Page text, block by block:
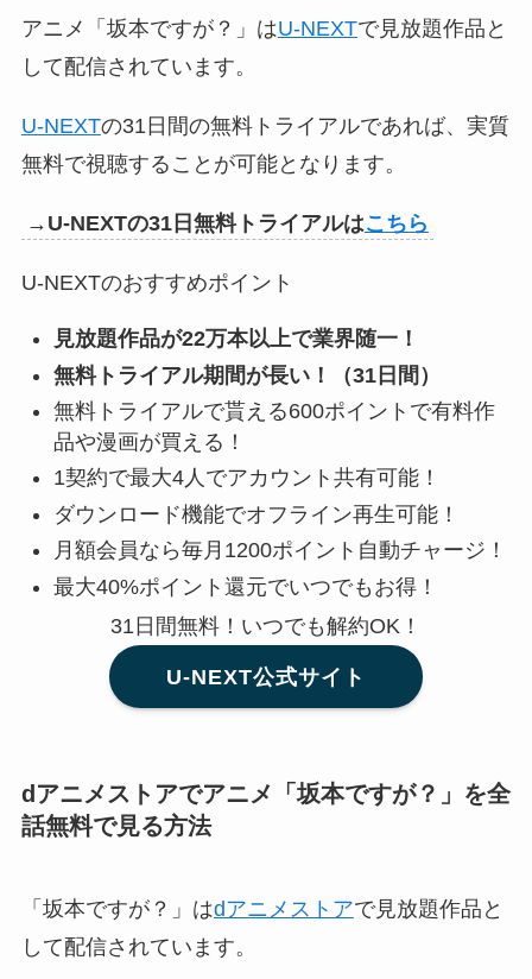
アニメ「坂本ですが？」はU-NEXTで見放題作品と
して配信されています。
U-NEXTの31日間の無料トライアルであれば、実質
無料で視聴することが可能となります。
→U-NEXTの31日無料トライアルはこちら
U-NEXTのおすすめポイント
見放題作品が22万本以上で業界随一！
無料トライアル期間が長い！（31日間）
無料トライアルで貰える600ポイントで有料作
品や漫画が買える！
1契約で最大4人でアカウント共有可能！
ダウンロード機能でオフライン再生可能！
月額会員なら毎月1200ポイント自動チャージ！
最大40%ポイント還元でいつでもお得！
31日間無料！いつでも解約OK！
U-NEXT公式サイト
dアニメストアでアニメ「坂本ですが？」を全
話無料で見る方法
「坂本ですが？」はdアニメストアで見放題作品と
して配信されています。